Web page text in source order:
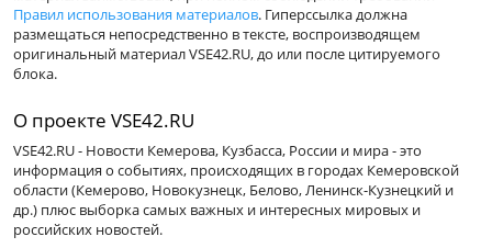
Правил использования материалов. Гиперссылка должна
размещаться непосредственно в тексте, воспроизводящем
оригинальный материал VSE42.RU, до или после цитируемого
блока.
О проекте VSE42.RU
VSE42.RU - Новости Кемерова, Кузбасса, России и мира - это
информация о событиях, происходящих в городах Кемеровской
области (Кемерово, Новокузнецк, Белово, Ленинск-Кузнецкий и
др.) плюс выборка самых важных и интересных мировых и
российских новостей.